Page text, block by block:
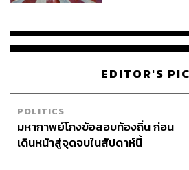
EDITOR'S
POLITICS
มหากาพย์โกงข้อสอบท้องถิ่น ก่อน
เดินหน้าสู่จุดจบในสัปดาห์นี้